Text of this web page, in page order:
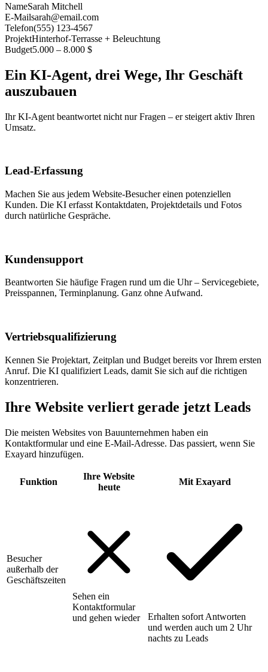
NameSarah Mitchell
E-Mailsarah@email.com
Telefon(555) 123-4567
ProjektHinterhof-Terrasse + Beleuchtung
Budget5.000 – 8.000 $
Ein KI-Agent, drei Wege, Ihr Geschäft
auszubauen
Ihr KI-Agent beantwortet nicht nur Fragen – er steigert aktiv Ihren
Umsatz.
Lead-Erfassung
Machen Sie aus jedem Website-Besucher einen potenziellen
Kunden. Die KI erfasst Kontaktdaten, Projektdetails und Fotos
durch natürliche Gespräche.
Kundensupport
Beantworten Sie häufige Fragen rund um die Uhr – Servicegebiete,
Preisspannen, Terminplanung. Ganz ohne Aufwand.
Vertriebsqualifizierung
Kennen Sie Projektart, Zeitplan und Budget bereits vor Ihrem ersten
Anruf. Die KI qualifiziert Leads, damit Sie sich auf die richtigen
konzentrieren.
Ihre Website verliert gerade jetzt Leads
Die meisten Websites von Bauunternehmen haben ein
Kontaktformular und eine E-Mail-Adresse. Das passiert, wenn Sie
Exayard hinzufügen.
Funktion
Ihre Website
heute
Mit Exayard
Besucher
außerhalb der
Geschäftszeiten
Sehen ein
Kontaktformular
und gehen wieder
Erhalten sofort Antworten
und werden auch um 2 Uhr
nachts zu Leads